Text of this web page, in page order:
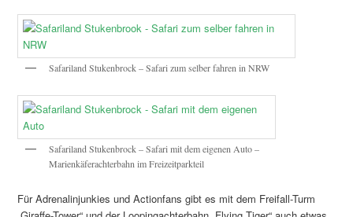
Safariland Stukenbrock – Safari zum selber fahren in NRW
Safariland Stukenbrock – Safari mit dem eigenen Auto –
Marienkäferachterbahn im Freizeitparkteil
Für Adrenalinjunkies und Actionfans gibt es mit dem Freifall-Turm